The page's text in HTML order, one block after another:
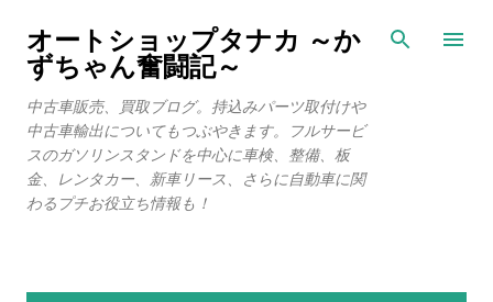
スキップしてメイン コンテンツに移動
オートショップタナカ ～か
ずちゃん奮闘記～
中古車販売、買取ブログ。持込みパーツ取付けや
中古車輸出についてもつぶやきます。フルサービ
スのガソリンスタンドを中心に車検、整備、板
金、レンタカー、新車リース、さらに自動車に関
わるプチお役立ち情報も！